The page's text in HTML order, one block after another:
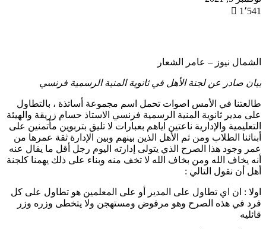
1٬541
الشمال نيوز – عامر الشعار
بيان صادر عن لجنة الأهل في ثانوية المنية الرسمية فرنسي
طالعتنا في الأمس اصوات تحمل اسم مجموعة أساتذة ، بالتطاول
على مدير ثانوية المنية الرسمية فرنسي الاستاذ حسام زريقة والهيئة
التعليمية والإدارية ناعتين اياهم بعبارات لا تليق بتربوين مأتمنين على
أبنائنا الطلاب ومن ثم الأهل الذين بينهم وبين الإدارة ثقة عمرها من
عمر وجود هذا الصرح الذي يتولى إدارته اليوم رجل أقل ما يقال عنه
أنه يخاف الله ومن بخاف الله لا تخف منه وبناء على ذلك يهمنا كلجنة
أهل أن نقول التالي :
اولا : ان اي تطاول على المدير أو على المعلمين هو تطاول على كل
فرد في هذه الصرح وهو مرفوض ومستهجن ولا يتخطى وزره وزر
قائليه